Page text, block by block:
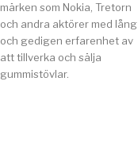
märken som Nokia, Tretorn
och andra aktörer med lång
och gedigen erfarenhet av
att tillverka och sälja
gummistövlar.